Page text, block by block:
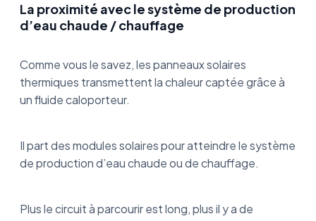
La proximité avec le système de production
d’eau chaude / chauffage
Comme vous le savez, les panneaux solaires
thermiques transmettent la chaleur captée grâce à
un fluide caloporteur.
Il part des modules solaires pour atteindre le système
de production d’eau chaude ou de chauffage.
Plus le circuit à parcourir est long, plus il y a de